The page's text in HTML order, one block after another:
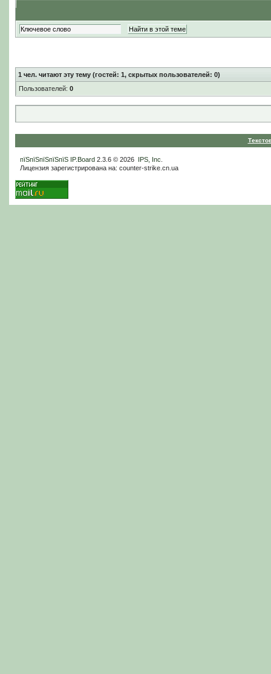
1 чел. читают эту тему (гостей: 1, скрытых пользователей: 0)
Пользователей: 0
пїЅпїЅпїЅпїЅпїЅ IP.Board2.3.6 © 2026 IPS, Inc
Лицензия зарегистрирована на: counter-strike.cn.ua